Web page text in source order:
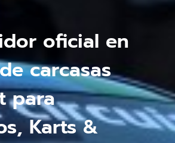
oficial en
carcasas
para
Karts &